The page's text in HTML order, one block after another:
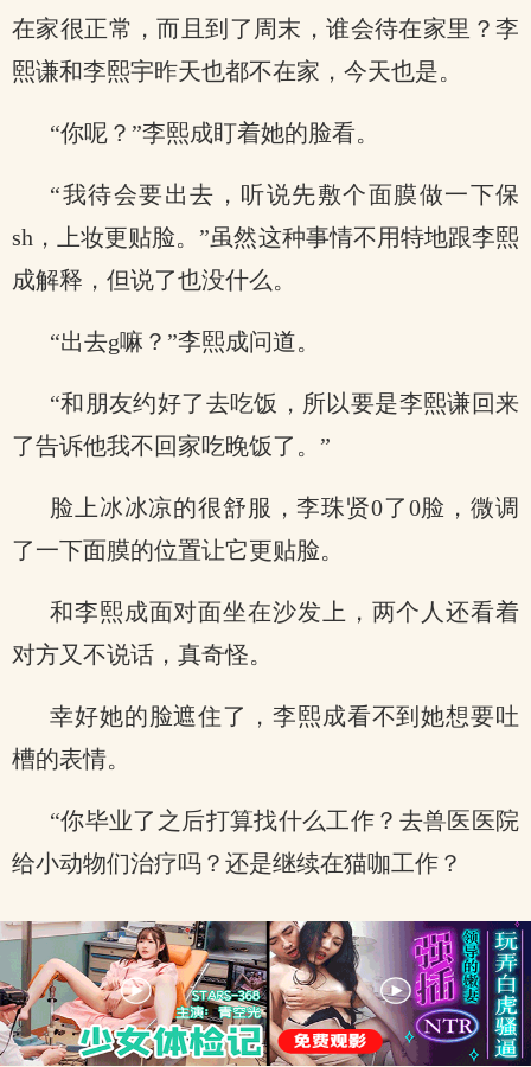
在家很正常，而且到了周末，谁会待在家里？李
熙谦和李熙宇昨天也都不在家，今天也是。
“你呢？”李熙成盯着她的脸看。
“我待会要出去，听说先敷个面膜做一下保
sh，上妆更贴脸。”虽然这种事情不用特地跟李熙
成解释，但说了也没什么。
“出去g嘛？”李熙成问道。
“和朋友约好了去吃饭，所以要是李熙谦回来
了告诉他我不回家吃晚饭了。”
脸上冰冰凉的很舒服，李珠贤0了0脸，微调
了一下面膜的位置让它更贴脸。
和李熙成面对面坐在沙发上，两个人还看着
对方又不说话，真奇怪。
幸好她的脸遮住了，李熙成看不到她想要吐
槽的表情。
“你毕业了之后打算找什么工作？去兽医医院
给小动物们治疗吗？还是继续在猫咖工作？